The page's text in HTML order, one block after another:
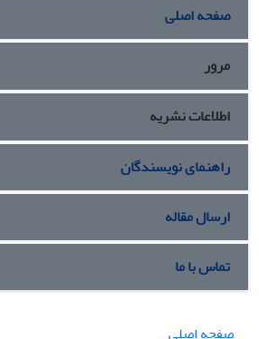
صفحه اصلی
مرور
اطلاعات نشریه
راهنمای نویسندگان
ارسال مقاله
تماس با ما
صفحه اصلی